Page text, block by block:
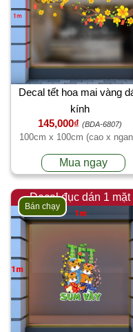
Decal tết hoa mai vàng
kính
145,000₫ (BDA-6807)
100cm x 100cm (cao x
Mua ngay
Decal đục dán 1 mặt
Bán chạy